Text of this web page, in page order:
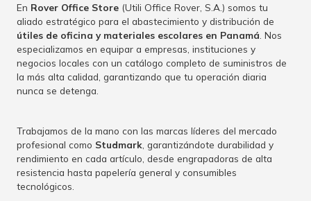
En Rover Office Store (Utili Office Rover, S.A.) somos tu
aliado estratégico para el abastecimiento y distribución de
útiles de oficina y materiales escolares en Panamá . Nos
especializamos en equipar a empresas, instituciones y
negocios locales con un catálogo completo de suministros de
la más alta calidad, garantizando que tu operación diaria
nunca se detenga.
Trabajamos de la mano con las marcas líderes del mercado
profesional como Studmark , garantizándote durabilidad y
rendimiento en cada artículo, desde engrapadoras de alta
resistencia hasta papelería general y consumibles
tecnológicos.